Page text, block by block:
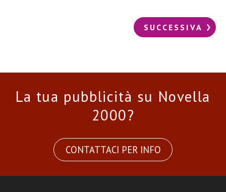
SUCCESSIVA
La tua pubblicità su Novella
2000?
CONTATTACI PER INFO